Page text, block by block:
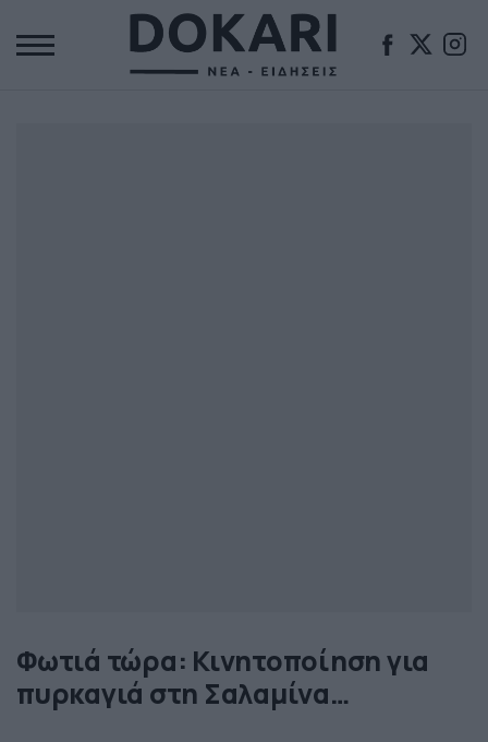
Φωτιά τώρα: Κινητοποίηση για
πυρκαγιά στη Σαλαμίνα…